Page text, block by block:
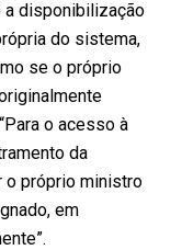
disponibilização
do sistema,
se o próprio
o acesso à
da
o próprio ministro
em